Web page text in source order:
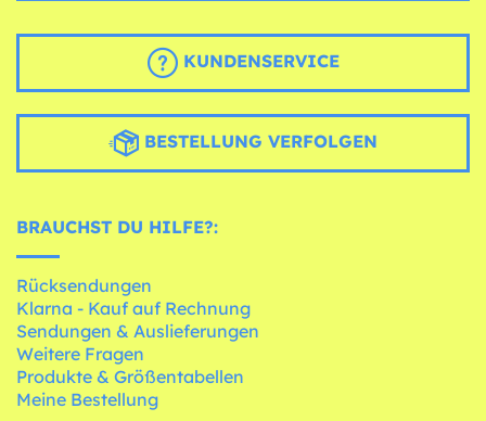
KUNDENSERVICE
BESTELLUNG VERFOLGEN
BRAUCHST DU HILFE?:
Rücksendungen
Klarna - Kauf auf Rechnung
Sendungen & Auslieferungen
Weitere Fragen
Produkte & Größentabellen
Meine Bestellung